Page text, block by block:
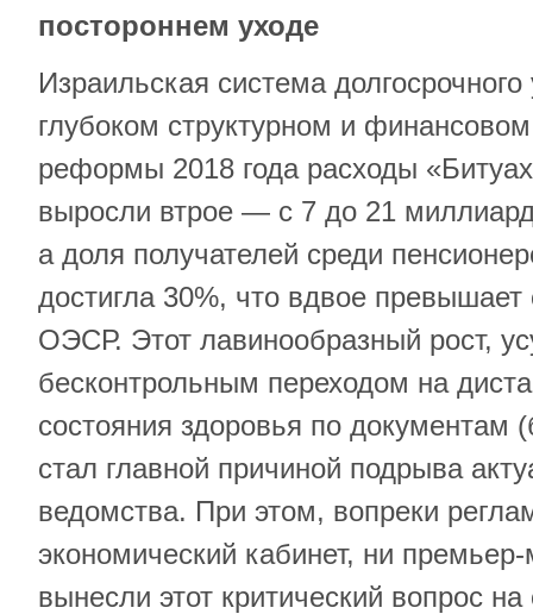
постороннем уходе
Израильская система
глубоком структурном и
реформы 2018 года расходы
выросли втрое — с 7 до 21
а доля получателей среди
достигла 30%, что вдвое превышает
ОЭСР. Этот лавинообразный рост,
бесконтрольным переходом на
состояния здоровья по документам
стал главной причиной подрыва
ведомства. При этом, вопреки
экономический кабинет, ни
вынесли этот критический вопрос